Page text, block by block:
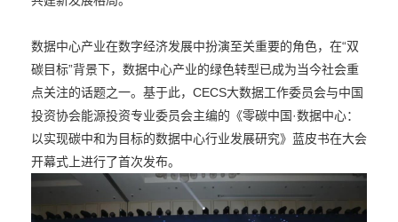
数据中心产业在数字经济发展中扮演至关重要的角色，在“双
碳目标”背景下，数据中心产业的绿色转型已成为当今社会重
点关注的话题之一。基于此，CECS大数据工作委员会与中国
投资协会能源投资专业委员会主编的《零碳中国·数据中心：
以实现碳中和为目标的数据中心行业发展研究》蓝皮书在大会
开幕式上进行了首次发布。